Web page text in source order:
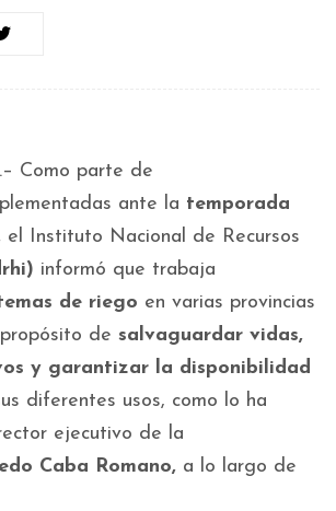
Como parte de
ante la temporada
el Instituto Nacional de Recursos
informó que trabaja
de riego en varias provincias
de salvaguardar vidas,
y garantizar la disponibilidad
diferentes usos, como lo ha
ejecutivo de la
Caba Romano, a lo largo de